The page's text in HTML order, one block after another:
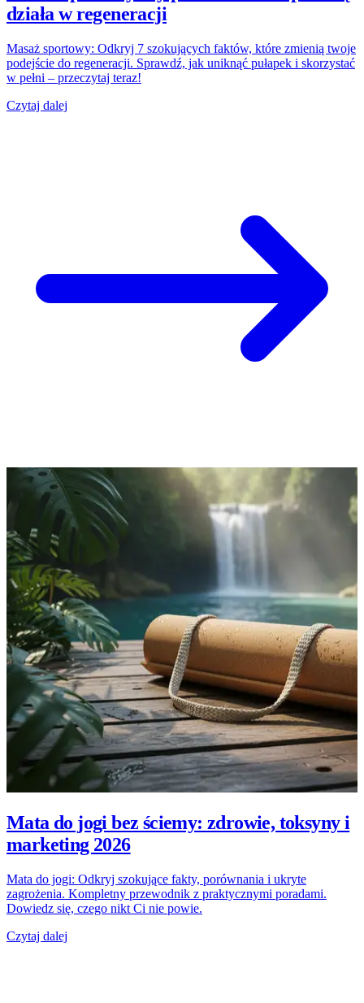
działa w regeneracji
Masaż sportowy: Odkryj 7 szokujących faktów, które zmienią twoje
podejście do regeneracji. Sprawdź, jak uniknąć pułapek i skorzystać
w pełni – przeczytaj teraz!
Czytaj dalej
Mata do jogi bez ściemy: zdrowie, toksyny i
marketing 2026
Mata do jogi: Odkryj szokujące fakty, porównania i ukryte
zagrożenia. Kompletny przewodnik z praktycznymi poradami.
Dowiedz się, czego nikt Ci nie powie.
Czytaj dalej